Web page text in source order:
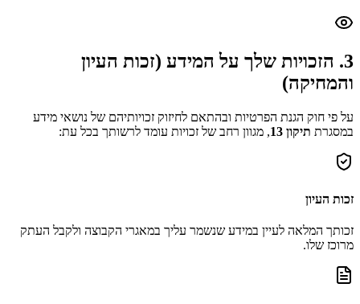
3. הזכויות שלך על המידע (זכות העיון
והמחיקה)
על פי חוק הגנת הפרטיות ובהתאם לחיזוק זכויותיהם של נושאי מידע
במסגרת תיקון 13 , מגוון רחב של זכויות עומד לרשותך בכל עת:
זכות העיון
זכותך המלאה לעיין במידע שנשמר עליך במאגרי הקבוצה ולקבל העתק
מרוכז שלו.